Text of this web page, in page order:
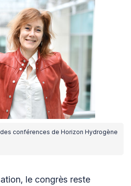
conférences de Horizon Hydrogène
le congrès reste